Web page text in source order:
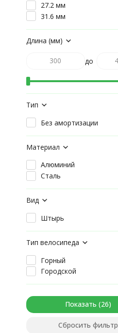
27.2 мм
31.6 мм
Длина (мм)
до
Тип
Без амортизации
Материал
Алюминий
Сталь
Вид
Штырь
Тип велосипеда
Горный
Городской
Показать
Сбросить фильтр